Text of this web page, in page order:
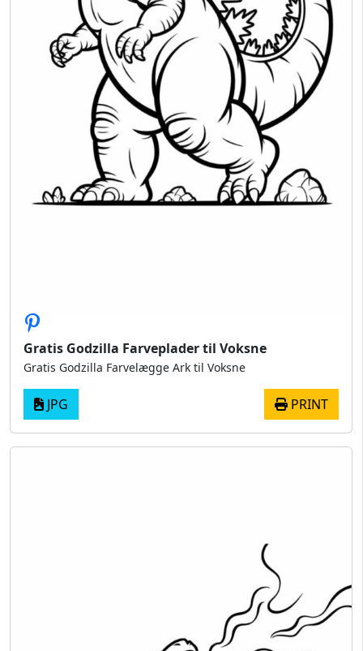
Gratis Godzilla Farveplader til Voksne
Gratis Godzilla Farvelægge Ark til Voksne
JPG PRINT